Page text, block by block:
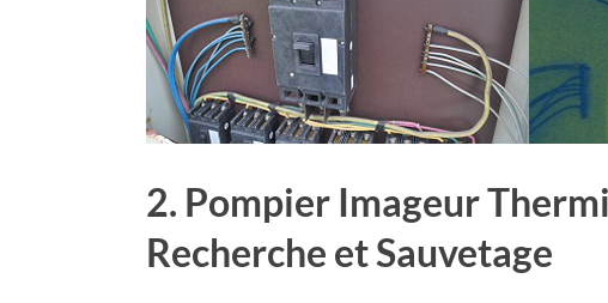
2. Pompier Imageur
Recherche et Sauvetage